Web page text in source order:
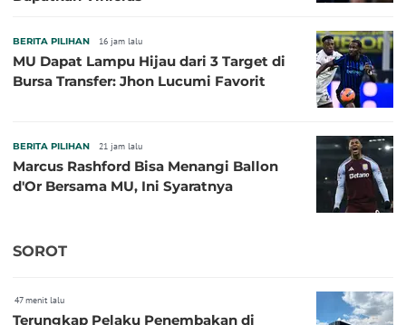
BERITA PILIHAN 16 jam lalu
MU Dapat Lampu Hijau dari 3 Target di
Bursa Transfer: Jhon Lucumi Favorit
BERITA PILIHAN 21 jam lalu
Marcus Rashford Bisa Menangi Ballon
d'Or Bersama MU, Ini Syaratnya
SOROT
47 menit lalu
Terungkap Pelaku Penembakan di